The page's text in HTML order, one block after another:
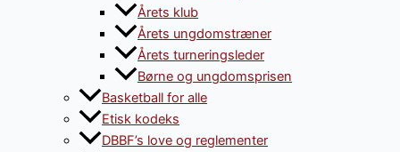
Årets klub
Årets ungdomstræner
Årets turneringsleder
Børne og ungdomsprisen
Basketball for alle
Etisk kodeks
DBBF’s love og reglementer